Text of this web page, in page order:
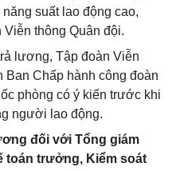
suất lao động cao,
thông Quân đội.
lương, Tập đoàn Viễn
Ban Chấp hành công đoàn
phòng có ý kiến trước khi
người lao động.
đối với Tổng giám
toán trưởng, Kiểm soát